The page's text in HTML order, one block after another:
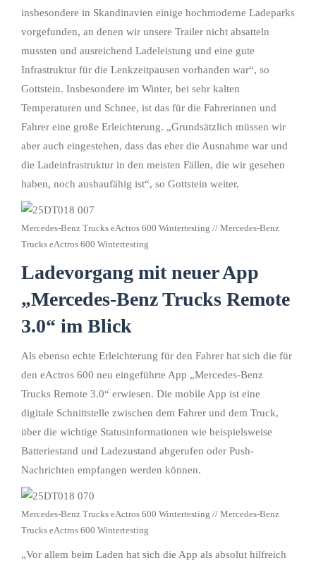
insbesondere in Skandinavien einige hochmoderne Ladeparks
vorgefunden, an denen wir unsere Trailer nicht absatteln
mussten und ausreichend Ladeleistung und eine gute
Infrastruktur für die Lenkzeitpausen vorhanden war“, so
Gottstein. Insbesondere im Winter, bei sehr kalten
Temperaturen und Schnee, ist das für die Fahrerinnen und
Fahrer eine große Erleichterung. „Grundsätzlich müssen wir
aber auch eingestehen, dass das eher die Ausnahme war und
die Ladeinfrastruktur in den meisten Fällen, die wir gesehen
haben, noch ausbaufähig ist“, so Gottstein weiter.
Mercedes-Benz Trucks eActros 600 Wintertesting // Mercedes-Benz
Trucks eActros 600 Wintertesting
Ladevorgang mit neuer App
„Mercedes-Benz Trucks Remote
3.0“ im Blick
Als ebenso echte Erleichterung für den Fahrer hat sich die für
den eActros 600 neu eingeführte App „Mercedes-Benz
Trucks Remote 3.0“ erwiesen. Die mobile App ist eine
digitale Schnittstelle zwischen dem Fahrer und dem Truck,
über die wichtige Statusinformationen wie beispielsweise
Batteriestand und Ladezustand abgerufen oder Push-
Nachrichten empfangen werden können.
Mercedes-Benz Trucks eActros 600 Wintertesting // Mercedes-Benz
Trucks eActros 600 Wintertesting
„Vor allem beim Laden hat sich die App als absolut hilfreich